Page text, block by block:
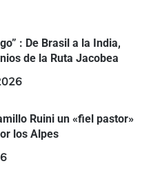
: De Brasil a la India,
de la Ruta Jacobea
Ruini un «fiel pastor»
los Alpes